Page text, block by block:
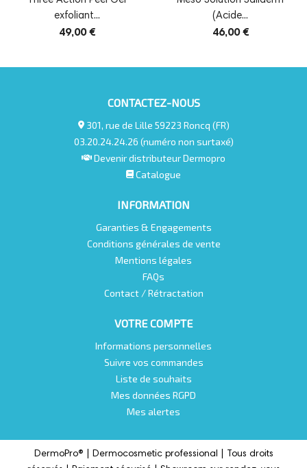
exfoliant...
49,00 €
(Acide...
46,00 €
CONTACTEZ-NOUS
301, rue de Lille 59223 Roncq (FR)
03.20.24.24.26 (numéro non surtaxé)
Devenir distributeur Dermopro
Catalogue
INFORMATION
Garanties & Engagements
Conditions générales de vente
Mentions légales
FAQs
Contact / Rétractation
VOTRE COMPTE
Informations personnelles
Suivre vos commandes
Liste de souhaits
Mes données RGPD
Mes alertes
DermoPro® | Dermocosmetic professional |
Tous droits